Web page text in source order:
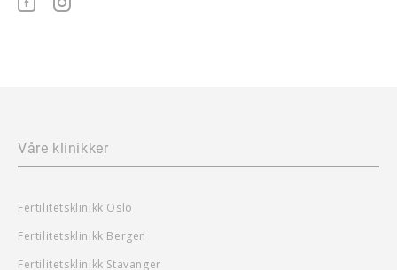
Våre klinikker
Fertilitetsklinikk Oslo
Fertilitetsklinikk Bergen
Fertilitetsklinikk Stavanger